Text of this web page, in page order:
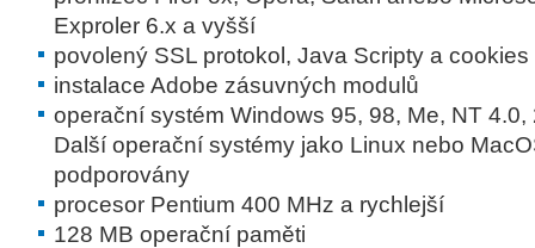
Exproler 6.x a vyšší
povolený SSL protokol, Java Scripty a cookies
instalace Adobe zásuvných modulů
operační systém Windows 95, 98, Me, NT 4.0,
Další operační systémy jako Linux nebo
podporovány
procesor Pentium 400 MHz a rychlejší
128 MB operační paměti